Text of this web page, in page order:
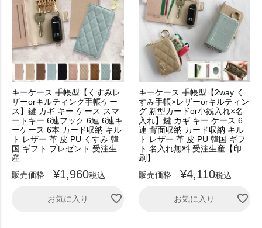
キーケース 手帳型【くすみレ
ザーorキルティング手帳ケー
ス】鍵 カギ キー ケース スマ
ートキー 6連フック 6連 6連キ
ーケース 6本 カード収納 キル
ト レザー 革 皮 PU くすみ 韓
国 ギフト プレゼント 受注生
産
販売価格
¥1,960税込
お気に入り
キーケース 手帳型【2way く
すみ手帳×レザーorキルティン
グ 新型カードor小銭入れ×名
入れ】鍵 カギ キー ケース 6
連 背面収納 カード収納 キル
ト レザー 革 皮 PU 韓国 ギフ
ト 名入れ無料 受注生産【印
刷】
販売価格
¥4,110税込
お気に入り